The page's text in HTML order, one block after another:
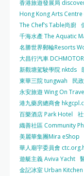
香港旅遊發展局
Hong Kong Arts Centre
The Chef’s Table尚廚
千海水產 The Aquatic
名勝世界郵輪Resorts
大昌行汽車
新觀塘駕駛學院 nktds
東華三院 tungwah
民
永安旅遊 Wing On
港九藥房總商會
百樂酒店 Park Hotel
織善社區 Community
美麗華集團Mira eShop
華人廟宇委員會
遊艇主義 Aviva Yacht
金記冰室 Urban Kitchen